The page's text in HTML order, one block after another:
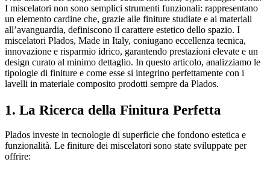
I miscelatori non sono semplici strumenti funzionali: rappresentano
un elemento cardine che, grazie alle finiture studiate e ai materiali
all’avanguardia, definiscono il carattere estetico dello spazio. I
miscelatori Plados, Made in Italy, coniugano eccellenza tecnica,
innovazione e risparmio idrico, garantendo prestazioni elevate e un
design curato al minimo dettaglio. In questo articolo, analizziamo le
tipologie di finiture e come esse si integrino perfettamente con i
lavelli in materiale composito prodotti sempre da Plados.
1. La Ricerca della Finitura Perfetta
Plados investe in tecnologie di superficie che fondono estetica e
funzionalità. Le finiture dei miscelatori sono state sviluppate per
offrire: